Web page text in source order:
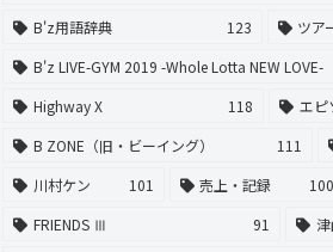
B'z用語辞典
123 ツア
B'z LIVE-GYM 2019 -Whole Lotta NEW LOVE-
Highway X
118 エピ
B ZONE（旧・ビーイング）
111
川村ケン
101 売上・記録 100
FRIENDS Ⅲ
91